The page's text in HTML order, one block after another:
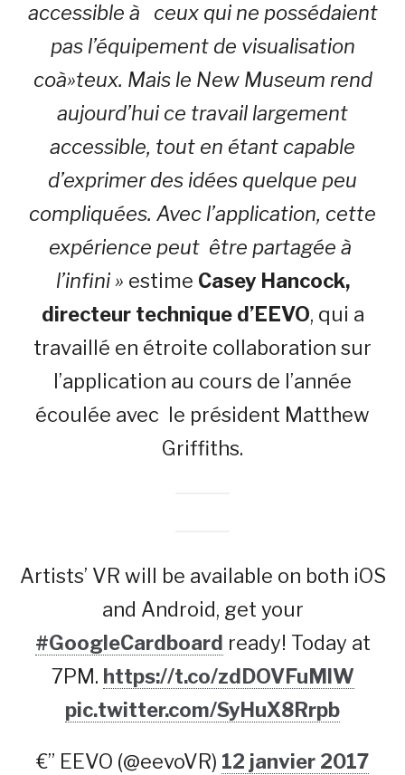
accessible à ceux qui ne possédaient
pas l’équipement de visualisation
coà»teux. Mais le New Museum rend
aujourd’hui ce travail largement
accessible, tout en étant capable
d’exprimer des idées quelque peu
compliquées. Avec l’application, cette
expérience peut être partagée à
l’infini » estime Casey Hancock,
directeur technique d’EEVO, qui a
travaillé en étroite collaboration sur
l’application au cours de l’année
écoulée avec le président Matthew
Griffiths.
Artists’ VR will be available on both iOS
and Android, get your
#GoogleCardboard ready! Today at
7PM. https://t.co/zdDOVFuMlW
pic.twitter.com/SyHuX8Rrpb
€” EEVO (@eevoVR) 12 janvier 2017